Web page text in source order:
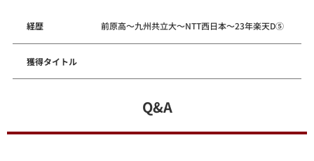
経歴 前原高～九州共立大～NTT西日本～23年楽天D⑤
獲得タイトル
Q&A